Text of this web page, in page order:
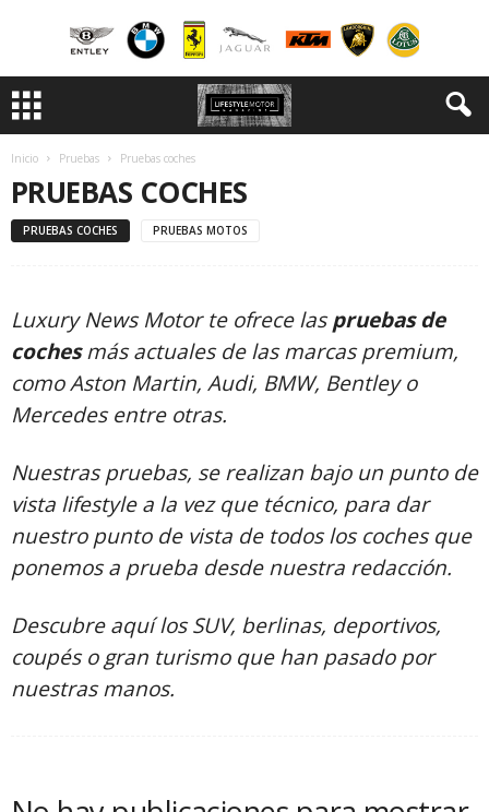
Inicio Pruebas Pruebas coches
PRUEBAS COCHES
PRUEBAS COCHES PRUEBAS MOTOS
Luxury News Motor te ofrece laspruebas de
cochesmás actuales de las marcas premium,
como Aston Martin, Audi, BMW, Bentley o
Mercedes entre otras.
Nuestras pruebas, se realizan bajo un punto de
vista lifestyle a la vez que técnico, para dar
nuestro punto de vista de todos los coches que
ponemos a prueba desde nuestra redacción.
Descubre aquí los SUV, berlinas, deportivos,
coupés o gran turismo que han pasado por
nuestras manos.